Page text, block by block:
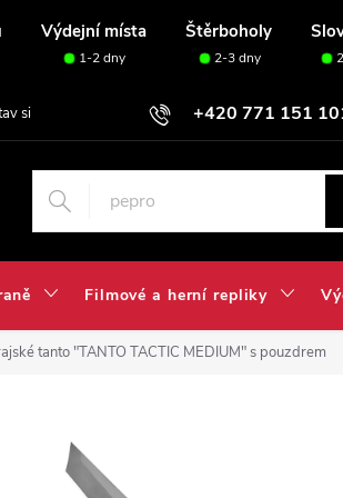
Výdejní místa Štěrboholy
1-2 dny 2-3 dny
+420 771 151
si svou sadu✅
Filmové a herní repliky
tanto "TANTO TACTIC MEDIUM" s pouzdrem